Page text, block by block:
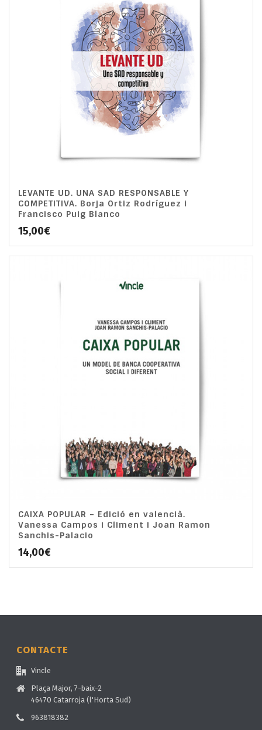
LEVANTE UD. UNA SAD RESPONSABLE Y
COMPETITIVA. Borja Ortiz Rodríguez i
Francisco Puig Blanco
15,00€
CAIXA POPULAR – Edició en valencià.
Vanessa Campos i Climent i Joan Ramon
Sanchis-Palacio
14,00€
CONTACTE
Vincle
Plaça Major, 7-baix-2
46470 Catarroja (l'Horta Sud)
963818382